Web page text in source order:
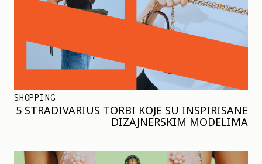
SHOPPING
5 STRADIVARIUS TORBI KOJE SU INSPIRISANE
DIZAJNERSKIM MODELIMA